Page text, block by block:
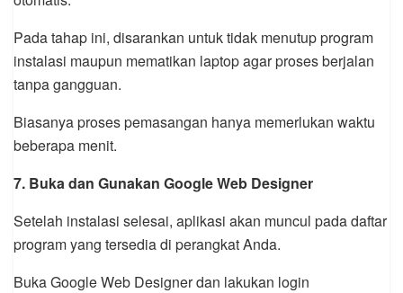
Pada tahap ini, disarankan untuk tidak menutup program
instalasi maupun mematikan laptop agar proses berjalan
tanpa gangguan.
Biasanya proses pemasangan hanya memerlukan waktu
beberapa menit.
7. Buka dan Gunakan Google Web Designer
Setelah instalasi selesai, aplikasi akan muncul pada daftar
program yang tersedia di perangkat Anda.
Buka Google Web Designer dan lakukan login